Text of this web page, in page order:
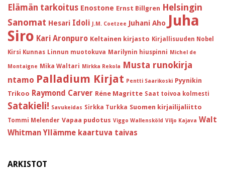
Elämän tarkoitus Enostone Ernst Billgren Helsingin
Sanomat Hesari Idoli J.M. Coetzee Juhani Aho Juha
Siro Kari Aronpuro Keltainen kirjasto Kirjallisuuden Nobel
Kirsi Kunnas Linnun muotokuva Marilynin hiuspinni Michel de
Montaigne Mika Waltari Mirkka Rekola Musta runokirja
ntamo Palladium Kirjat Pentti Saarikoski Pyynikin
Trikoo Raymond Carver Réne Magritte Saat toivoa kolmesti
Satakieli! Savukeidas Sirkka Turkka Suomen kirjailijaliitto
Tommi Melender Vapaa pudotus Viggo Wallensköld Viljo Kajava Walt
Whitman Yllämme kaartuva taivas
ARKISTOT